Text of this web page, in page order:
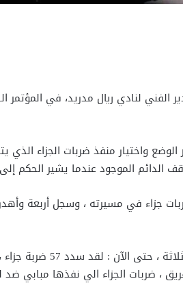
الفني لنادي ريال مدريد، في
الوضع واختيار منفذ ضربات الجزاء
الدائم الموجود عندما يشير الحكم
جزاء في مسيرته ، وسجل أربعة
، ضربات الجزاء الي نفذها مبابي